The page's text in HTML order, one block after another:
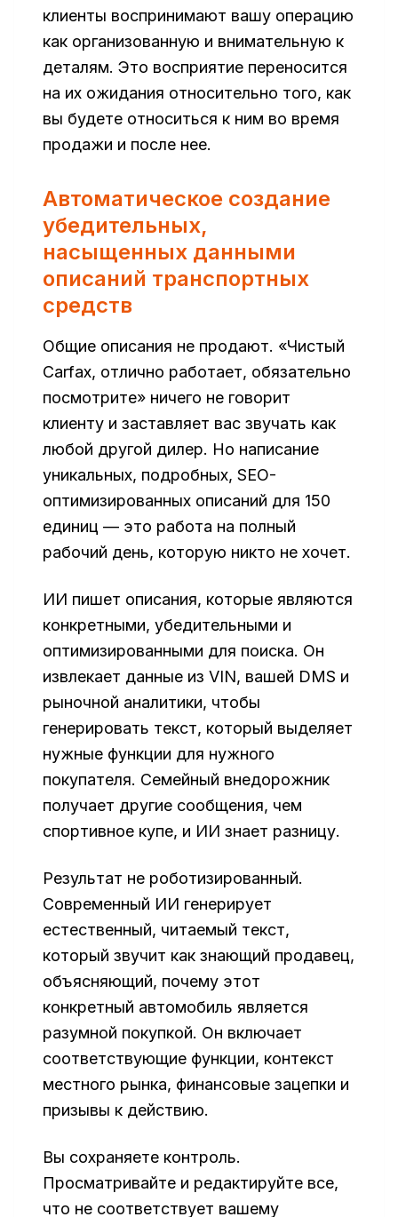
клиенты воспринимают вашу операцию
как организованную и внимательную к
деталям. Это восприятие переносится
на их ожидания относительно того, как
вы будете относиться к ним во время
продажи и после нее.
Автоматическое создание
убедительных,
насыщенных данными
описаний транспортных
средств
Общие описания не продают. «Чистый
Carfax, отлично работает, обязательно
посмотрите» ничего не говорит
клиенту и заставляет вас звучать как
любой другой дилер. Но написание
уникальных, подробных, SEO-
оптимизированных описаний для 150
единиц — это работа на полный
рабочий день, которую никто не хочет.
ИИ пишет описания, которые являются
конкретными, убедительными и
оптимизированными для поиска. Он
извлекает данные из VIN, вашей DMS и
рыночной аналитики, чтобы
генерировать текст, который выделяет
нужные функции для нужного
покупателя. Семейный внедорожник
получает другие сообщения, чем
спортивное купе, и ИИ знает разницу.
Результат не роботизированный.
Современный ИИ генерирует
естественный, читаемый текст,
который звучит как знающий продавец,
объясняющий, почему этот
конкретный автомобиль является
разумной покупкой. Он включает
соответствующие функции, контекст
местного рынка, финансовые зацепки и
призывы к действию.
Вы сохраняете контроль.
Просматривайте и редактируйте все,
что не соответствует вашему